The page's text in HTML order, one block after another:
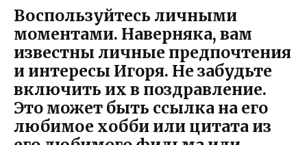
Воспользуйтесь личными
моментами. Наверняка, вам
известны личные предпочтения
и интересы Игоря. Не забудьте
включить их в поздравление.
Это может быть ссылка на его
любимое хобби или цитата из